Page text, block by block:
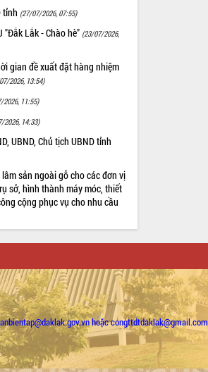
tỉnh (27/07/2026, 07:55)
"Đắk Lắk - Chào hè" (23/07/2026,
gian đề xuất đặt hàng nhiệm
2026, 13:54)
2026, 11:55)
2026, 14:33)
UBND, Chủ tịch UBND tỉnh
sản ngoài gỗ cho các đơn vị
sở, hình thành máy móc, thiết
cộng phục vụ cho nhu cầu
hoặc congttdtdaklak@gmail.com